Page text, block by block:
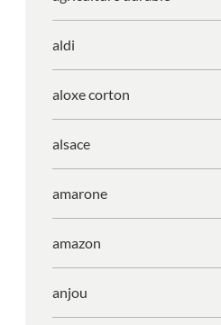
aldi
aloxe corton
alsace
amarone
amazon
anjou